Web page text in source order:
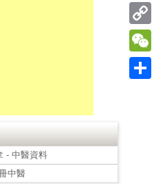
- 中醫資料
中醫
Link